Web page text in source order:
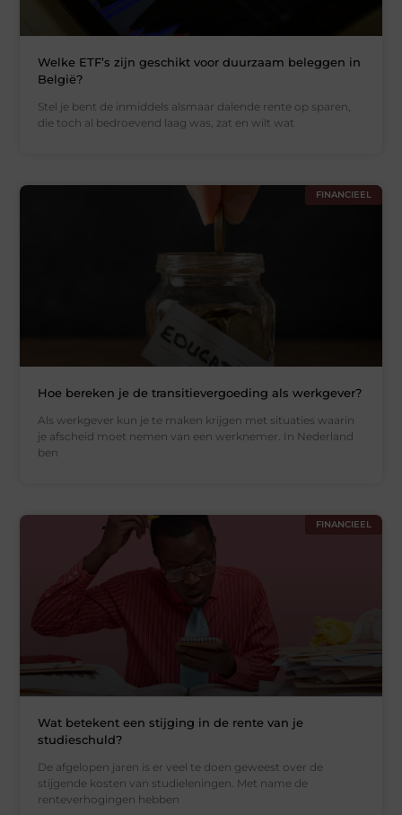
Welke ETF’s zijn geschikt voor duurzaam beleggen in
België?
Stel je bent de inmiddels alsmaar dalende rente op sparen,
die toch al bedroevend laag was, zat en wilt wat
FINANCIEEL
Hoe bereken je de transitievergoeding als werkgever?
Als werkgever kun je te maken krijgen met situaties waarin
je afscheid moet nemen van een werknemer. In Nederland
ben
FINANCIEEL
Wat betekent een stijging in de rente van je
studieschuld?
De afgelopen jaren is er veel te doen geweest over de
stijgende kosten van studieleningen. Met name de
renteverhogingen hebben